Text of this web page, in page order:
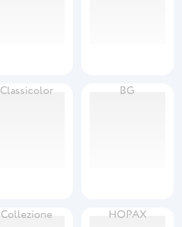
Classicolor BG
Collezione HOPAX